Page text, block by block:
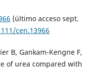
(último acceso sept.
cen.13966
B, Gankam-Kengne F,
of urea compared with